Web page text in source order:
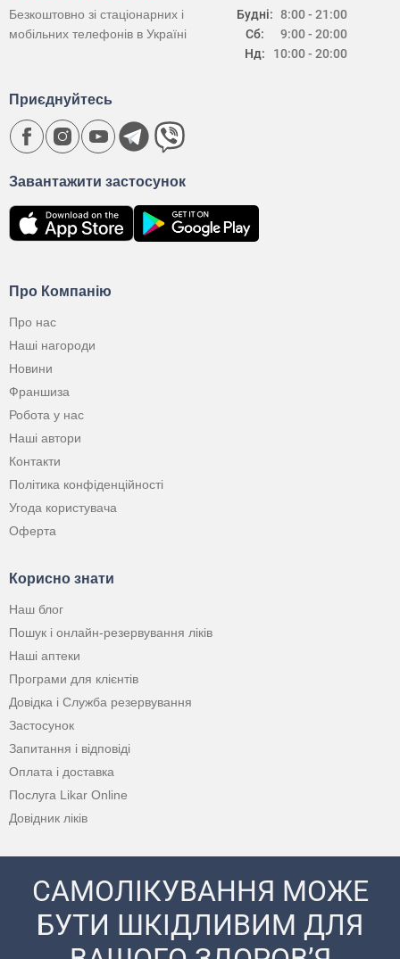
Будні:
Сб:
Нд:
8:00 - 21:00
9:00 - 20:00
10:00 - 20:00
Безкоштовно зі стаціонарних і
мобільних телефонів в Україні
Про Компанію
Про нас
Наші нагороди
Новини
Франшиза
Робота у нас
Наші автори
Контакти
Політика конфіденційності
Угода користувача
Оферта
Корисно знати
Наш блог
Пошук і онлайн-резервування ліків
Наші аптеки
Програми для клієнтів
Довідка і Служба резервування
Застосунок
Запитання і відповіді
Оплата і доставка
Послуга Likar Online
Довідник ліків
Завантажити застосунок
Приєднуйтесь
САМОЛІКУВАННЯ МОЖЕ
БУТИ ШКІДЛИВИМ ДЛЯ